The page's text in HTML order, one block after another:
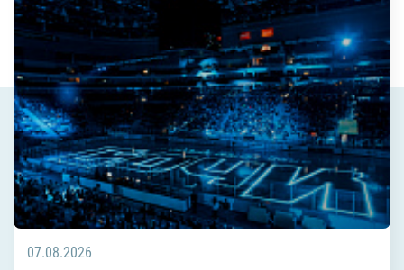
07.08.2026